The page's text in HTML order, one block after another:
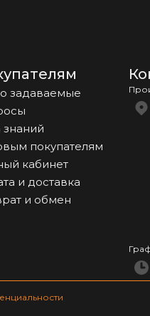
задаваемые
знаний
покупателям
кабинет
и доставка
и обмен